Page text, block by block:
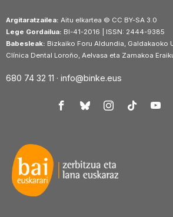
Argitaratzailea: Aitu elkartea © CC BY-SA 3.0
Lege Gordailua: BI-41-2016 | ISSN: 2444-9385
Babesleak: Bizkaiko Foru Aldundia, Galdakaoko
Clínica Dental Loroño, Aelvasa eta Zamakoa
680 74 32 11 · info@binke.eus